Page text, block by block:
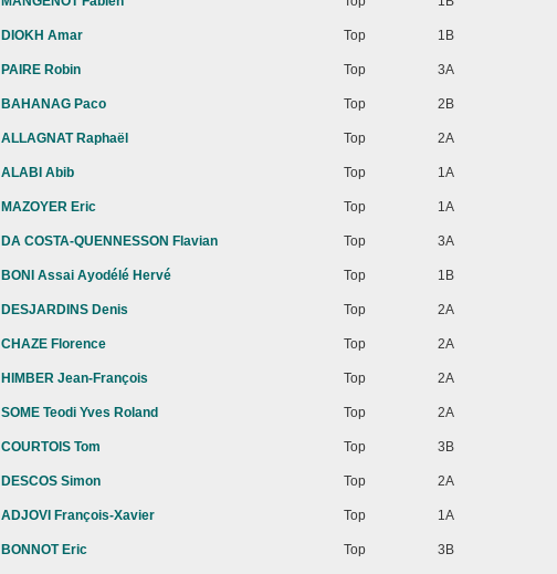
DIOKH Amar Top 1B
PAIRE Robin Top 3A
BAHANAG Paco Top 2B
ALLAGNAT Raphaël Top 2A
ALABI Abib Top 1A
MAZOYER Eric Top 1A
DA COSTA-QUENNESSON Flavian Top 3A
BONI Assai Ayodélé Hervé Top 1B
DESJARDINS Denis Top 2A
CHAZE Florence Top 2A
HIMBER Jean-François Top 2A
SOME Teodi Yves Roland Top 2A
COURTOIS Tom Top 3B
DESCOS Simon Top 2A
ADJOVI François-Xavier Top 1A
BONNOT Eric Top 3B